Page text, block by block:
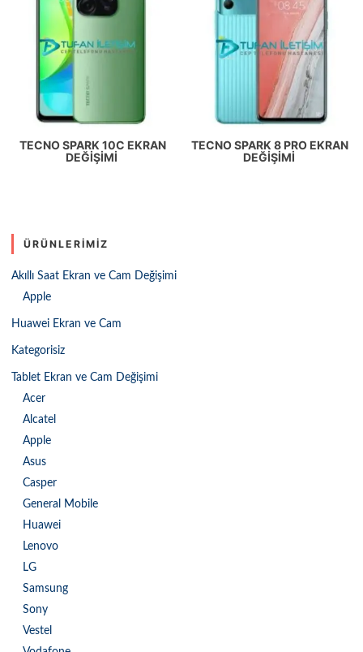
TECNO SPARK 10C EKRAN
DEĞIŞIMI
TECNO SPARK 8 PRO EKRAN
DEĞIŞIMI
ÜRÜNLERIMIZ
Akıllı Saat Ekran ve Cam Değişimi
Apple
Huawei Ekran ve Cam
Kategorisiz
Tablet Ekran ve Cam Değişimi
Acer
Alcatel
Apple
Asus
Casper
General Mobile
Huawei
Lenovo
LG
Samsung
Sony
Vestel